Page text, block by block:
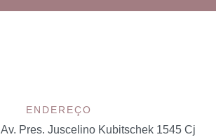
ENDEREÇO
Av. Pres. Juscelino Kubitschek 1545 Cj